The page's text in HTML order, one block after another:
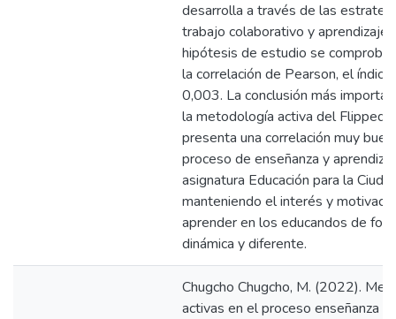
desarrolla a través de las
trabajo colaborativo y aprendizaje
hipótesis de estudio se comprobó
la correlación de Pearson, el
0,003. La conclusión más
la metodología activa del Flipped
presenta una correlación muy
proceso de enseñanza y
asignatura Educación para la
manteniendo el interés y
aprender en los educandos de
dinámica y diferente.
Chugcho Chugcho, M. (2022).
activas en el proceso enseñanza y